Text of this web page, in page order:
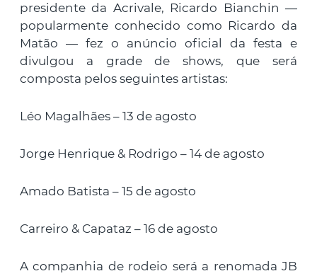
presidente da Acrivale, Ricardo Bianchin —
popularmente conhecido como Ricardo da
Matão — fez o anúncio oficial da festa e
divulgou a grade de shows, que será
composta pelos seguintes artistas:
Léo Magalhães – 13 de agosto
Jorge Henrique & Rodrigo – 14 de agosto
Amado Batista – 15 de agosto
Carreiro & Capataz – 16 de agosto
A companhia de rodeio será a renomada JB